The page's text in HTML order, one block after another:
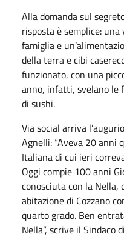
Alla domanda sul
risposta è semplice:
famiglia e
della terra e cibi
funzionato, con una
anno, infatti, svelano le
di sushi.
Via social arriva
Agnelli: “Aveva 20 anni
Italiana di cui ieri
Oggi compie 100 anni
conosciuta con la Nella,
abitazione di Cozzano
quarto grado. Ben
Nella”, scrive il Sindaco